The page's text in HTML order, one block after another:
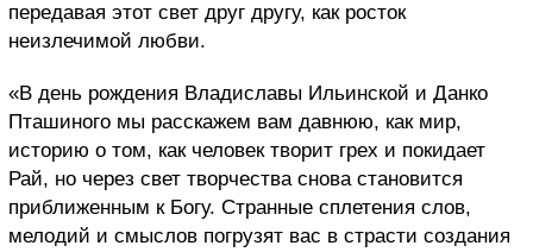
передавая этот свет друг другу, как росток
неизлечимой любви.
«В день рождения Владиславы Ильинской и Данко
Пташиного мы расскажем вам давнюю, как мир,
историю о том, как человек творит грех и покидает
Рай, но через свет творчества снова становится
приближенным к Богу. Странные сплетения слов,
мелодий и смыслов погрузят вас в страсти создания